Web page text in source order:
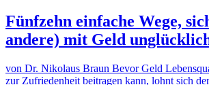
Fünfzehn einfache Wege,
andere) mit Geld
von Dr. Nikolaus Braun Bevor Geld
zur Zufriedenheit beitragen kann, lohnt sich